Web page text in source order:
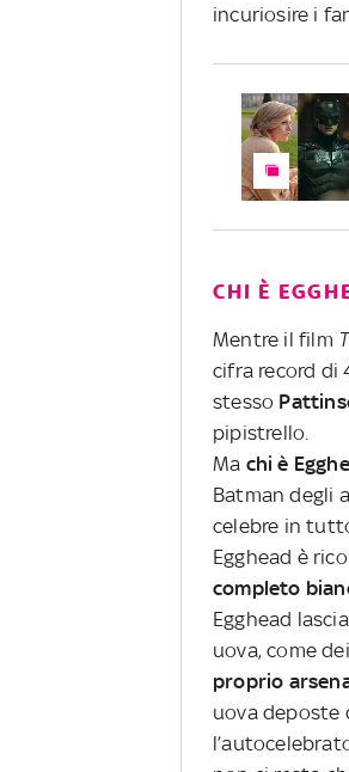
incuriosire i
CHI È
Mentre il film
cifra record di
stesso
pipistrello.
Ma chi è
Batman degli
celebre in
Egghead è
completo
Egghead
uova, come
proprio
uova deposte